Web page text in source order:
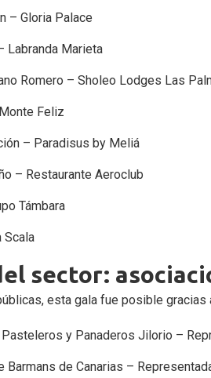
– Gloria Palace
Labranda Marieta
Romero – Sholeo Lodges Las
Feliz
– Paradisus by Meliá
– Restaurante Aeroclub
Támbara
Scala
sector:
esta gala fue posible
y Panaderos Jilorio –
Barmans de Canarias –